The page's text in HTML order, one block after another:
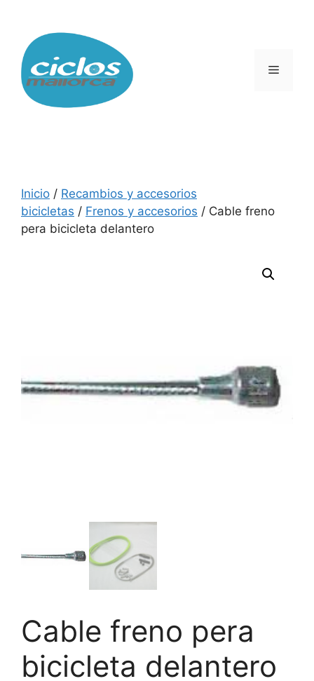
contenido
Menú
Inicio / Recambios y accesorios
bicicletas / Frenos y accesorios / Cable freno
pera bicicleta delantero
Cable freno pera
bicicleta delantero